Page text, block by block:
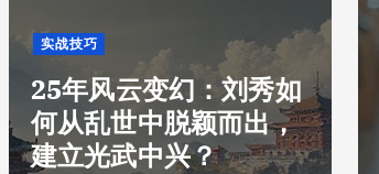
实战技巧
25年风云变幻：刘秀如
何从乱世中脱颖而出，
建立光武中兴？